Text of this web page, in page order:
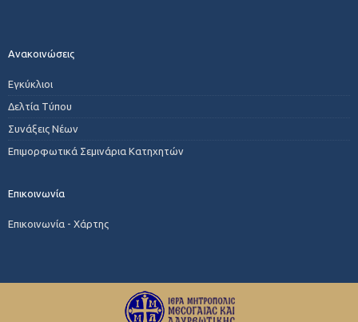
Ανακοινώσεις
Εγκύκλιοι
Δελτία Τύπου
Συνάξεις Νέων
Επιμορφωτικά Σεμινάρια Κατηχητών
Επικοινωνία
Επικοινωνία - Χάρτης